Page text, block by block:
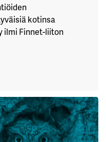
kotinsa
ilmi Finnet-liiton